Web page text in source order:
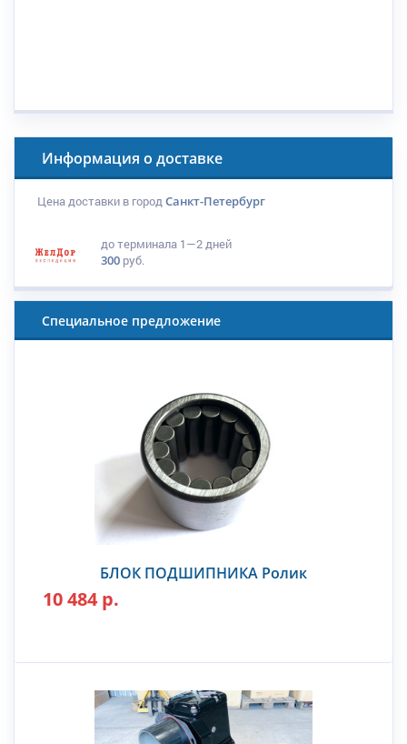
Информация о доставке
Цена доставки в городСанкт-Петербург
до терминала 1—2 дней
300 руб.
Специальное предложение
БЛОК ПОДШИПНИКА Ролик
10 484 р.